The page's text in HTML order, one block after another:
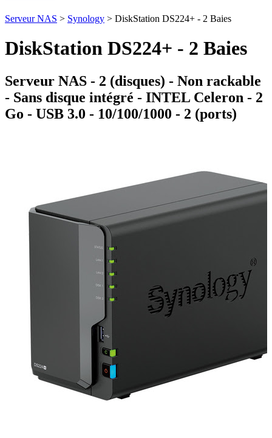
Serveur NAS > Synology > DiskStation DS224+ - 2 Baies
DiskStation DS224+ - 2 Baies
Serveur NAS - 2 (disques) - Non rackable
- Sans disque intégré - INTEL Celeron - 2
Go - USB 3.0 - 10/100/1000 - 2 (ports)